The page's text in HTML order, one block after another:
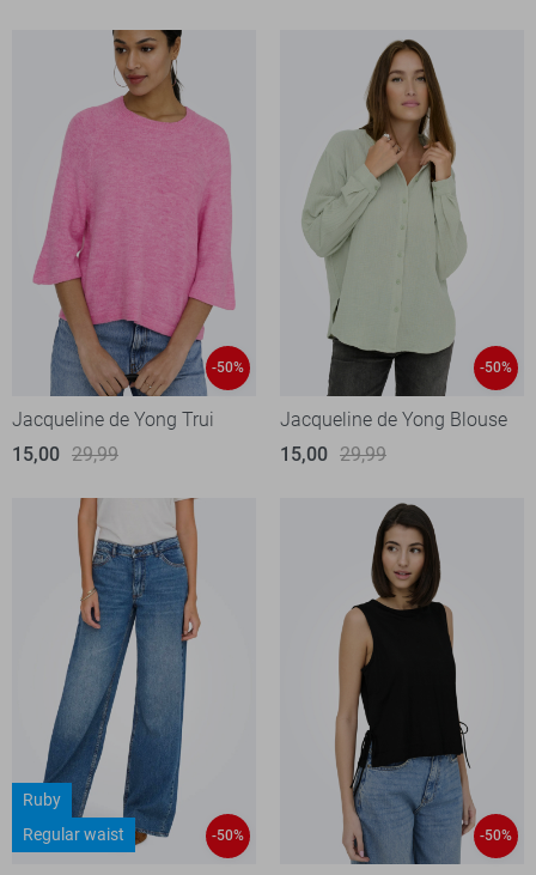
-50%
Jacqueline de Yong Trui
15,00 29,99
-50%
Jacqueline de Yong Blouse
15,00 29,99
Ruby
Regular waist
-50% -50%